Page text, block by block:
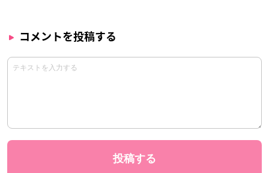
コメントを投稿する